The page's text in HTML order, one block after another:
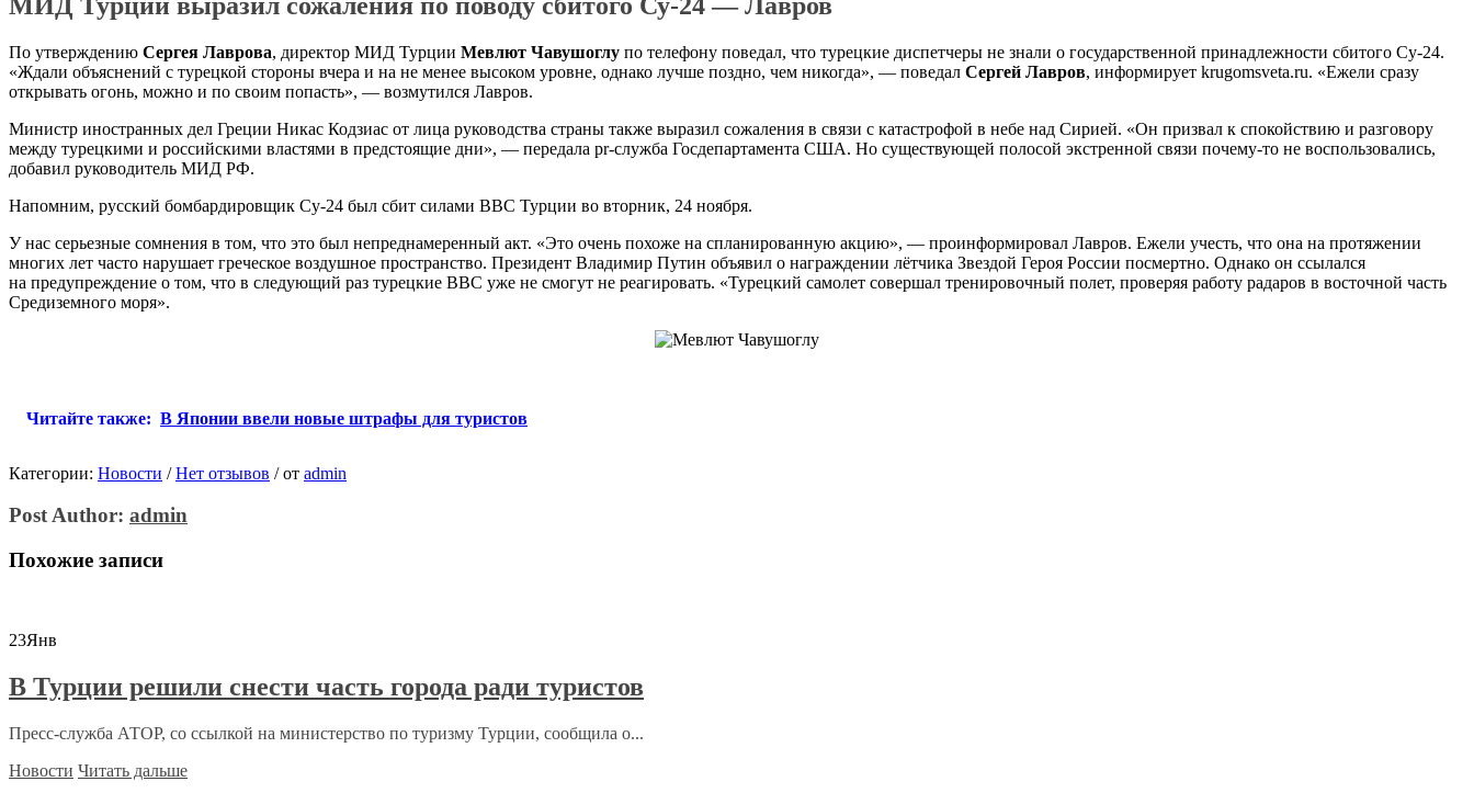
По утверждению Сергея Лаврова, директор МИД Турции Мевлют Чавушоглу по телефону поведал, что турецкие диспетчеры не знали о государственной принадлежности сбитого Су-24.
«Ждали объяснений с турецкой стороны вчера и на не менее высоком уровне, однако лучше поздно, чем никогда», — поведал Сергей Лавров, информирует krugomsveta.ru. «Ежели сразу
открывать огонь, можно и по своим попасть», — возмутился Лавров.
Министр иностранных дел Греции Никас Кодзиас от лица руководства страны также выразил сожаления в связи с катастрофой в небе над Сирией. «Он призвал к спокойствию и разговору
между турецкими и российскими властями в предстоящие дни», — передала pr-служба Госдепартамента США. Но существующей полосой экстренной связи почему-то не воспользовались,
добавил руководитель МИД РФ.
Напомним, русский бомбардировщик Су-24 был сбит силами ВВС Турции во вторник, 24 ноября.
У нас серьезные сомнения в том, что это был непреднамеренный акт. «Это очень похоже на спланированную акцию», — проинформировал Лавров. Ежели учесть, что она на протяжении
многих лет часто нарушает греческое воздушное пространство. Президент Владимир Путин объявил о награждении лётчика Звездой Героя России посмертно. Однако он ссылался
на предупреждение о том, что в следующий раз турецкие ВВС уже не смогут не реагировать. «Турецкий самолет совершал тренировочный полет, проверяя работу радаров в восточной часть
Средиземного моря».
Читайте также: В Японии ввели новые штрафы для туристов
Категории: Новости / Нет отзывов /от admin
Post Author: admin
Похожие записи
23Янв
В Турции решили снести часть города ради туристов
Пресс-служба АТОР, со ссылкой на министерство по туризму Турции, сообщила о...
Новости Читать дальше